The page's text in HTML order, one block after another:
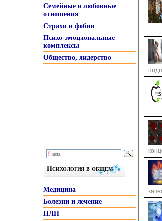
Семейные и любовные
отношения
Страхи и фобии
Психо-эмоциональные
комплексы
Общество, лидерство
Психология в общем
Медицина
Болезни и лечение
НЛП